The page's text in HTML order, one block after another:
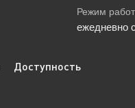
Режим
ежедневно
Доступность